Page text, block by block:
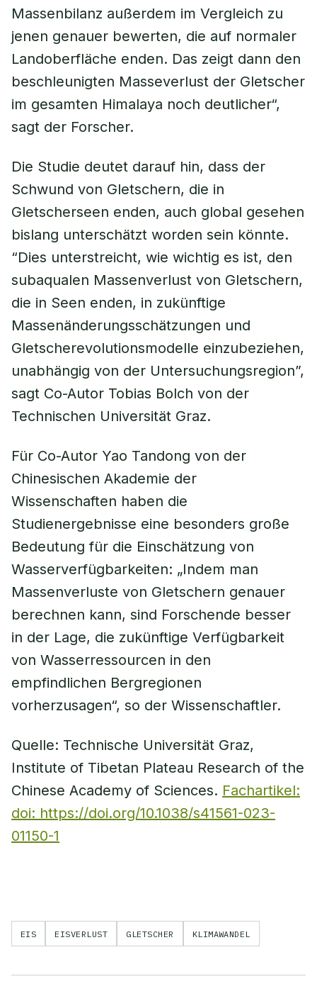
Massenbilanz außerdem im Vergleich zu
jenen genauer bewerten, die auf normaler
Landoberfläche enden. Das zeigt dann den
beschleunigten Masseverlust der Gletscher
im gesamten Himalaya noch deutlicher“,
sagt der Forscher.
Die Studie deutet darauf hin, dass der
Schwund von Gletschern, die in
Gletscherseen enden, auch global gesehen
bislang unterschätzt worden sein könnte.
“Dies unterstreicht, wie wichtig es ist, den
subaqualen Massenverlust von Gletschern,
die in Seen enden, in zukünftige
Massenänderungsschätzungen und
Gletscherevolutionsmodelle einzubeziehen,
unabhängig von der Untersuchungsregion”,
sagt Co-Autor Tobias Bolch von der
Technischen Universität Graz.
Für Co-Autor Yao Tandong von der
Chinesischen Akademie der
Wissenschaften haben die
Studienergebnisse eine besonders große
Bedeutung für die Einschätzung von
Wasserverfügbarkeiten: „Indem man
Massenverluste von Gletschern genauer
berechnen kann, sind Forschende besser
in der Lage, die zukünftige Verfügbarkeit
von Wasserressourcen in den
empfindlichen Bergregionen
vorherzusagen“, so der Wissenschaftler.
Quelle: Technische Universität Graz,
Institute of Tibetan Plateau Research of the
Chinese Academy of Sciences. Fachartikel:
doi: https://doi.org/10.1038/s41561-023-
01150-1
EIS EISVERLUST GLETSCHER KLIMAWANDEL